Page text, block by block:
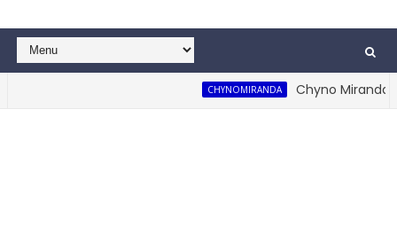
CHYNOMIRANDA Chyno Miranda